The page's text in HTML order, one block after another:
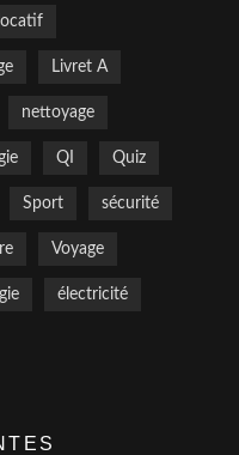
Livret A
nettoyage
QI Quiz
Sport sécurité
Voyage
électricité